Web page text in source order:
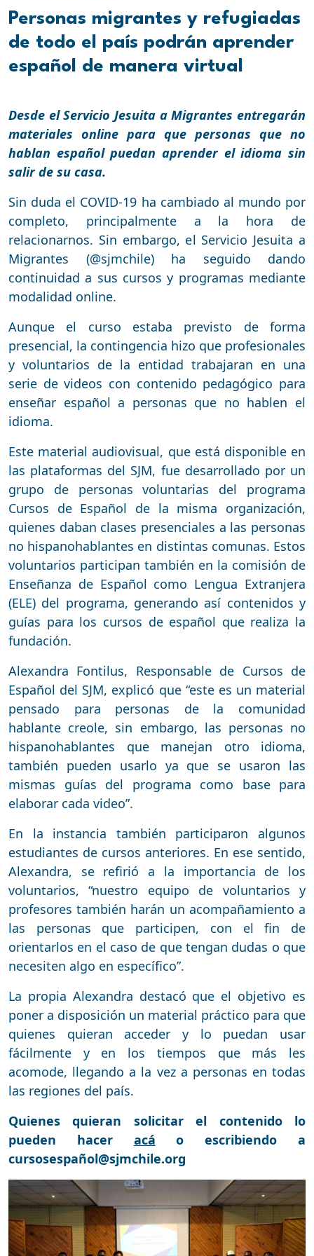
Personas migrantes y refugiadas
de todo el país podrán aprender
español de manera virtual
Desde el Servicio Jesuita a Migrantes entregarán
materiales online para que personas que no
hablan español puedan aprender el idioma sin
salir de su casa.
Sin duda el COVID-19 ha cambiado al mundo por
completo, principalmente a la hora de
relacionarnos. Sin embargo, el Servicio Jesuita a
Migrantes (@sjmchile) ha seguido dando
continuidad a sus cursos y programas mediante
modalidad online.
Aunque el curso estaba previsto de forma
presencial, la contingencia hizo que profesionales
y voluntarios de la entidad trabajaran en una
serie de videos con contenido pedagógico para
enseñar español a personas que no hablen el
idioma.
Este material audiovisual, que está disponible en
las plataformas del SJM, fue desarrollado por un
grupo de personas voluntarias del programa
Cursos de Español de la misma organización,
quienes daban clases presenciales a las personas
no hispanohablantes en distintas comunas. Estos
voluntarios participan también en la comisión de
Enseñanza de Español como Lengua Extranjera
(ELE) del programa, generando así contenidos y
guías para los cursos de español que realiza la
fundación.
Alexandra Fontilus, Responsable de Cursos de
Español del SJM, explicó que “este es un material
pensado para personas de la comunidad
hablante creole, sin embargo, las personas no
hispanohablantes que manejan otro idioma,
también pueden usarlo ya que se usaron las
mismas guías del programa como base para
elaborar cada video”.
En la instancia también participaron algunos
estudiantes de cursos anteriores. En ese sentido,
Alexandra, se refirió a la importancia de los
voluntarios, “nuestro equipo de voluntarios y
profesores también harán un acompañamiento a
las personas que participen, con el fin de
orientarlos en el caso de que tengan dudas o que
necesiten algo en específico”.
La propia Alexandra destacó que el objetivo es
poner a disposición un material práctico para que
quienes quieran acceder y lo puedan usar
fácilmente y en los tiempos que más les
acomode, llegando a la vez a personas en todas
las regiones del país.
Quienes quieran solicitar el contenido lo
pueden hacer acá o escribiendo a
cursosespañol@sjmchile.org